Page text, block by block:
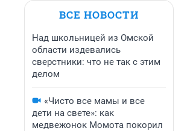
ВСЕ НОВОСТИ
Над школьницей из Омской
области издевались
сверстники: что не так с этим
делом
«Чисто все мамы и все
дети на свете»: как
медвежонок Момота покорил